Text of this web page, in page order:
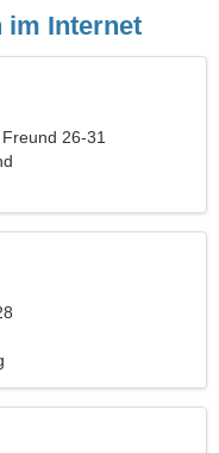
im Internet
26-31